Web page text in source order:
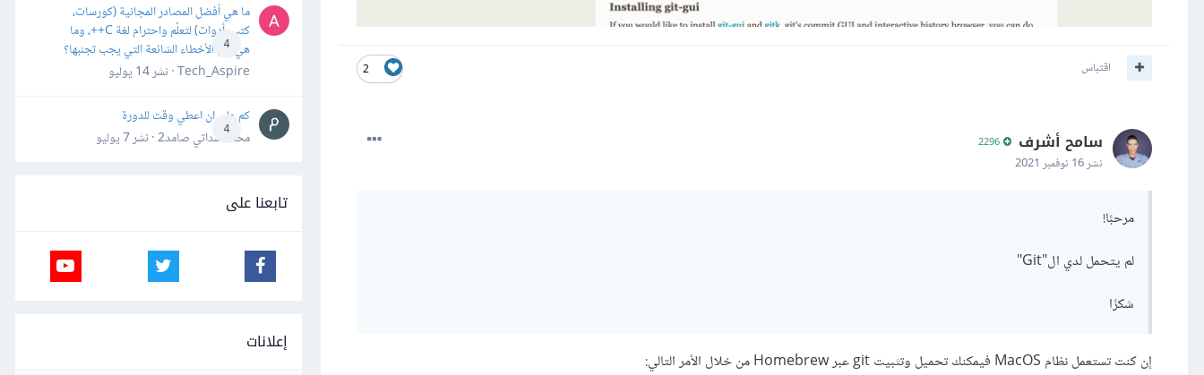
2 اقتباس
سامح أشرف
نشر16 نوفمبر 2021
مرحبًا!
لم يتحمل لدي ال"Git"
شكرًا
إن كنت تستعمل نظام MacOS فيمكنك تحميل وتثبيت git عبر Homebrew من خلال الأمر التالي:
4
ما هي أفضل المصادر المجانية (كورسات،
كتب، أدوات) لتعلّم واحترام لغة C++، وما
هي أهم الأخطاء الشائعة التي يجب تجنبها؟
Tech_Aspire · نشر
14 يوليو
4
كم علي ان اعطي وقت للدورة
محمد سداتي صامد2 · نشر
7 يوليو
تابعنا على
إعلانات